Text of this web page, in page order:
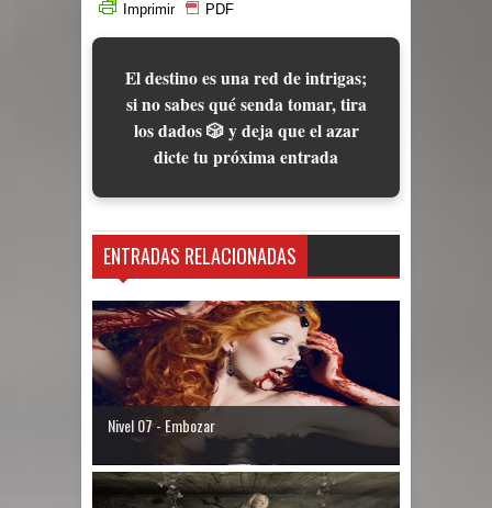
Imprimir PDF
El destino es una red de intrigas;
si no sabes qué senda tomar, tira
los dados 🎲 y deja que el azar
dicte tu próxima entrada
ENTRADAS RELACIONADAS
Nivel 07 - Embozar